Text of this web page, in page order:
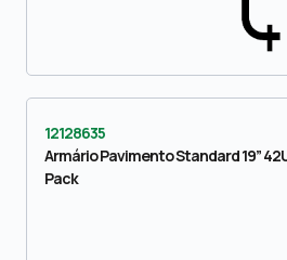
12128635
Armário Pavimento Standard 19”
Pack